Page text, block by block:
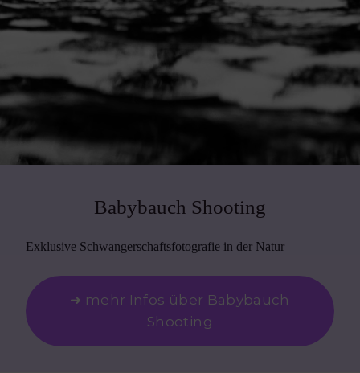
Babybauch Shooting
Exklusive Schwangerschaftsfotografie in der Natur
➜ mehr Infos über Babybauch
Shooting